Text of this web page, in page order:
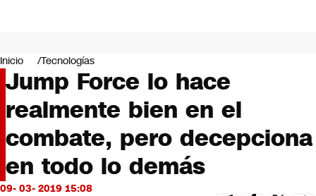
Negocios
Deportes
Programas completos
Cultura
Servicios
Bits
CNN tiempo
Futuro 360
Inicio Tecnologías
Jump Force lo hace
realmente bien en el
combate, pero decepciona
en todo lo demás
09- 03- 2019 15:08